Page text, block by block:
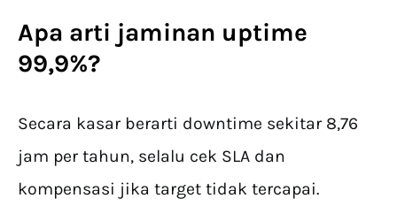
Apa arti jaminan uptime
99,9%?
Secara kasar berarti downtime sekitar 8,76
jam per tahun, selalu cek SLA dan
kompensasi jika target tidak tercapai.